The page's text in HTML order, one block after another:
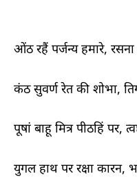
ओंठ रहैं पर्जन्य हमारे, रसना
कंठ सुवर्ण रेत की शोभा,
पूषां बाहू मित्र पीठहिं पर,
युगल हाथ पर रक्षा कारन,